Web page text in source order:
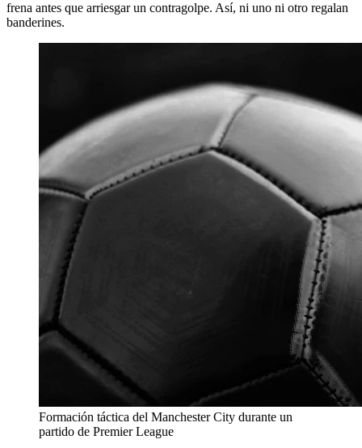
frena antes que arriesgar un contragolpe. Así, ni uno ni otro regalan
banderines.
Formación táctica del Manchester City durante un
partido de Premier League